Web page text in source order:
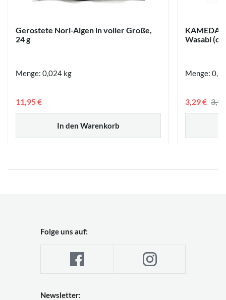
Gerostete Nori-Algen in voller Große,
24 g
Menge: 0,024 kg
In den Warenkorb
11,95 €
KAMEDA
Wasabi
Menge: 0,1
3,29 €
Folge uns auf:
Newsletter: